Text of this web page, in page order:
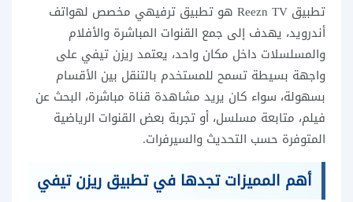
تطبيق Reezn TV هو تطبيق ترفيهي مخصص لهواتف
أندرويد، يهدف إلى جمع القنوات المباشرة والأفلام
والمسلسلات داخل مكان واحد، يعتمد ريزن تيفي على
واجهة بسيطة تسمح للمستخدم بالتنقل بين الأقسام
بسهولة، سواء كان يريد مشاهدة قناة مباشرة، البحث عن
فيلم، متابعة مسلسل، أو تجربة بعض القنوات الرياضية
المتوفرة حسب التحديث والسيرفرات.
أهم المميزات تجدها في تطبيق ريزن تيفي